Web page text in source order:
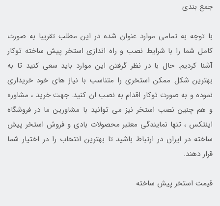
جمع بندی
با توجه به تمامی موارد عنوان شده در این مطلب تقریبا به صورت
کامل شما را با شرایط نصب و راه اندازی استخر پیش ساخته توکار
آشنا کردیم. حال با در نظر گرفتن این موارد باید سعی کنید تا به
بهترین شکل ممکن استخری را متناسب با نیاز های خود خریداری
نموده و به صورت توکار اقدام به نصب ان کنید. جهت خرید ، مشاوره
و هم چنین نصب استخر نیز می توانید با مشاورین ما در فروشگاه
اینتکس ، تنها نمایندگی معتبر محصولات بادی و فروش استخر پیش
ساخته در ایران در ارتباط باشید تا بهترین انتخاب را در اختیار شما
قرار دهند.
قیمت استخر پیش ساخته